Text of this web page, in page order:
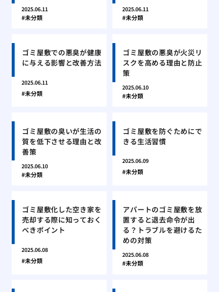
2025.06.11
未分類
2025.06.11
未分類
ゴミ屋敷での悪臭が健康
に与える影響と改善方法
2025.06.11
未分類
ゴミ屋敷の悪臭が火災リ
スクを高める理由と防止
策
2025.06.10
未分類
ゴミ屋敷の臭いが生活の
質を低下させる理由と改
善策
2025.06.10
未分類
ゴミ屋敷を防ぐためにで
きる生活習慣
2025.06.09
未分類
ゴミ屋敷化した空き家を
売却する際に知っておく
べきポイント
2025.06.08
未分類
アパートのゴミ屋敷を放
置すると退去命令が出
る？トラブルを避けるた
めの対策
2025.06.08
未分類